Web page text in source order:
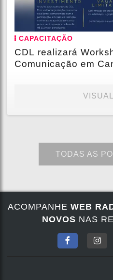
CAPACITAÇÃO
CDL realizará
Comunicação em
TODAS AS
ACOMPANHE WEB
NOVOS NAS